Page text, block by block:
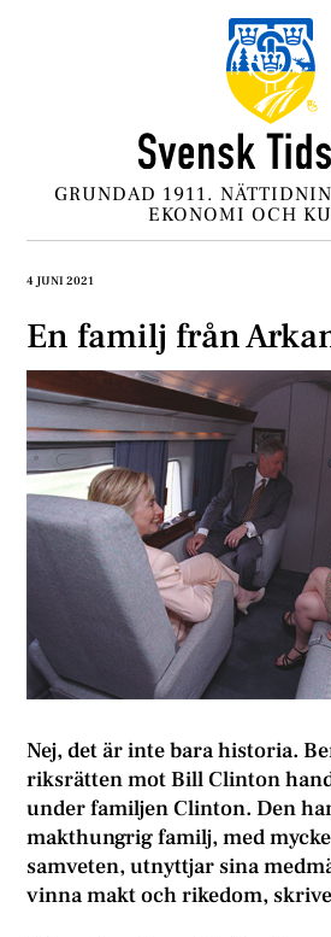
GRUNDAD 1911.
EKONOMI OCH
4 JUNI 2021
En familj från
Nej, det är inte bara historia.
riksrätten mot Bill Clinton
under familjen Clinton. Den
makthungrig familj, med
samveten, utnyttjar sina
vinna makt och rikedom,